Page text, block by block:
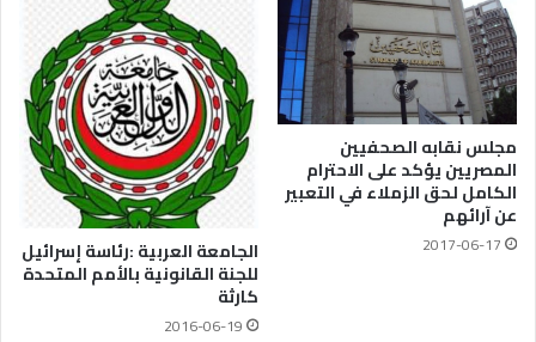
مجلس نقابه الصحفيين
المصريين يؤكد على الاحترام
الكامل لحق الزملاء في التعبير
عن آرائهم
2017-06-17 الجامعة العربية :رئاسة إسرائيل
للجنة القانونية بالأمم المتحدة
كارثة
2016-06-19